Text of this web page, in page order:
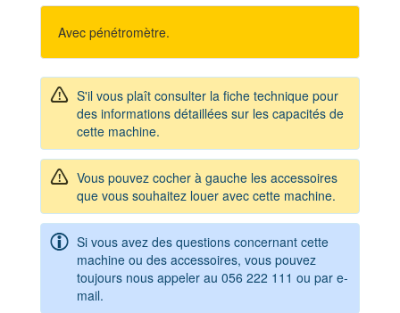
Avec pénétromètre.
S'il vous plaît consulter la fiche technique pour
des informations détaillées sur les capacités de
cette machine.
Vous pouvez cocher à gauche les accessoires
que vous souhaitez louer avec cette machine.
Si vous avez des questions concernant cette
machine ou des accessoires, vous pouvez
toujours nous appeler au 056 222 111 ou par e-
mail.